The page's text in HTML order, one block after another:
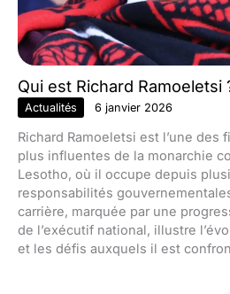
Qui est Richard Ramoeletsi
Actualités 6 janvier 2026
Richard Ramoeletsi est l’une des
plus influentes de la monarchie
Lesotho, où il occupe depuis
responsabilités
carrière, marquée par une
de l’exécutif national, illustre
et les défis auxquels il est